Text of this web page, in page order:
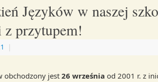
Języków w naszej
przytupem!
|
obchodzony jest 26 września od 2001 r. z